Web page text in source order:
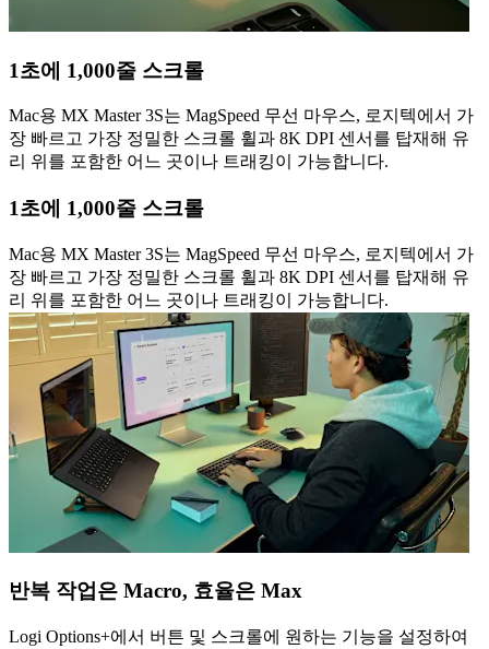
1초에 1,000줄 스크롤
Mac용 MX Master 3S는 MagSpeed 무선 마우스, 로지텍에서 가
장 빠르고 가장 정밀한 스크롤 휠과 8K DPI 센서를 탑재해 유
리 위를 포함한 어느 곳이나 트래킹이 가능합니다.
1초에 1,000줄 스크롤
Mac용 MX Master 3S는 MagSpeed 무선 마우스, 로지텍에서 가
장 빠르고 가장 정밀한 스크롤 휠과 8K DPI 센서를 탑재해 유
리 위를 포함한 어느 곳이나 트래킹이 가능합니다.
반복 작업은 Macro, 효율은 Max
Logi Options+에서 버튼 및 스크롤에 원하는 기능을 설정하여